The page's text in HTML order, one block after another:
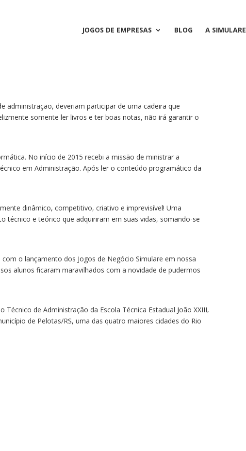
JOGOS DE EMPRESAS BLOG A SIMULARE
administração, deveriam participar de uma cadeira que
somente ler livros e ter boas notas, não irá garantir o
No início de 2015 recebi a missão de ministrar a
em Administração. Após ler o conteúdo programático da
dinâmico, competitivo, criativo e imprevisível! Uma
técnico e teórico que adquiriram em suas vidas, somando-se
o lançamento dos Jogos de Negócio Simulare em nossa
alunos ficaram maravilhados com a novidade de pudermos
de Administração da Escola Técnica Estadual João XXIII,
de Pelotas/RS, uma das quatro maiores cidades do Rio